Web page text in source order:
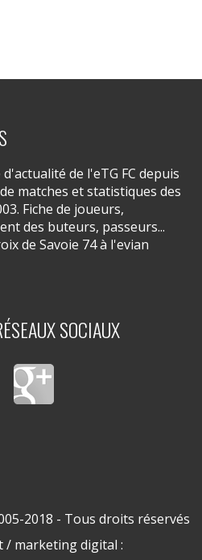
de l'eTG FC depuis
matches et statistiques des
Fiche de joueurs,
des buteurs, passeurs...
de Savoie 74 à l'evian
SOCIAUX
2018 - Tous droits réservés
/ marketing digital :